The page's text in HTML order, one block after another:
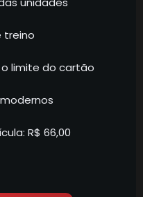
treino
limite do cartão
R$ 66,00